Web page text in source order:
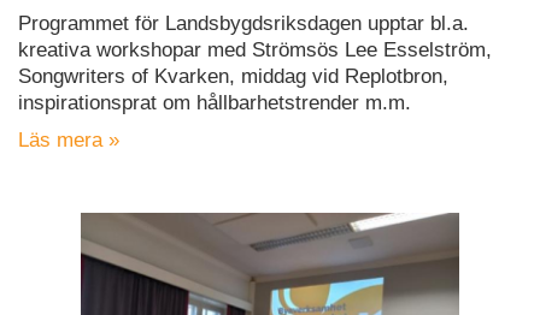
Programmet för Landsbygdsriksdagen upptar bl.a.
kreativa workshopar med Strömsös Lee Esselström,
Songwriters of Kvarken, middag vid Replotbron,
inspirationsprat om hållbarhetstrender m.m.
Läs mera »